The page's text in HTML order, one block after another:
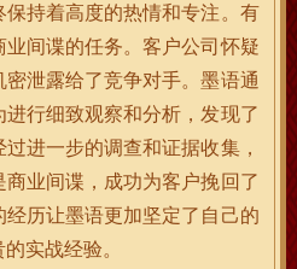
持着高度的热情和专注。有
间谍的任务。客户公司怀疑
泄露给了竞争对手。墨语通
行细致观察和分析，发现了
进一步的调查和证据收集，
业间谍，成功为客户挽回了
历让墨语更加坚定了自己的
实战经验。